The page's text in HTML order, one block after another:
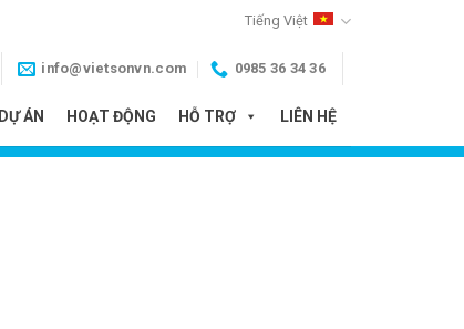
Tiếng Việt
info@vietsonvn.com 0985 36 34 36
DỰ ÁN HOẠT ĐỘNG HỖ TRỢ LIÊN HỆ